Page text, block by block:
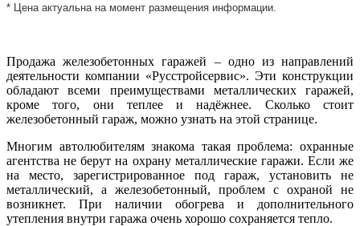
* Цена актуальна на момент размещения информации.
Продажа железобетонных гаражей – одно из направлений
деятельности компании «Русстройсервис». Эти конструкции
обладают всеми преимуществами металлических гаражей,
кроме того, они теплее и надёжнее. Сколько стоит
железобетонный гараж, можно узнать на этой странице.
Многим автолюбителям знакома такая проблема: охранные
агентства не берут на охрану металлические гаражи. Если же
на место, зарегистрированное под гараж, установить не
металлический, а железобетонный, проблем с охраной не
возникнет. При наличии обогрева и дополнительного
утепления внутри гаража очень хорошо сохраняется тепло.